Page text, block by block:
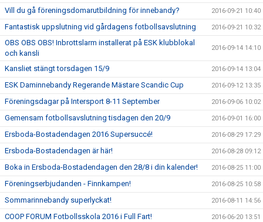
Vill du gå föreningsdomarutbildning för innebandy? 2016-09-21 10:40
Fantastisk uppslutning vid gårdagens fotbollsavslutning 2016-09-21 10:32
OBS OBS OBS! Inbrottslarm installerat på ESK klubblokal
och kansli
2016-09-14 14:10
Kansliet stängt torsdagen 15/9 2016-09-14 13:04
ESK Daminnebandy Regerande Mästare Scandic Cup 2016-09-12 13:35
Föreningsdagar på Intersport 8-11 September 2016-09-06 10:02
Gemensam fotbollsavslutning tisdagen den 20/9 2016-09-01 16:00
Ersboda-Bostadendagen 2016 Supersuccé! 2016-08-29 17:29
Ersboda-Bostadendagen är här! 2016-08-28 09:12
Boka in Ersboda-Bostadendagen den 28/8 i din kalender! 2016-08-25 11:00
Föreningserbjudanden - Finnkampen! 2016-08-25 10:58
Sommarinnebandy superlyckat! 2016-08-11 14:56
COOP FORUM Fotbollsskola 2016 i Full Fart! 2016-06-20 13:51